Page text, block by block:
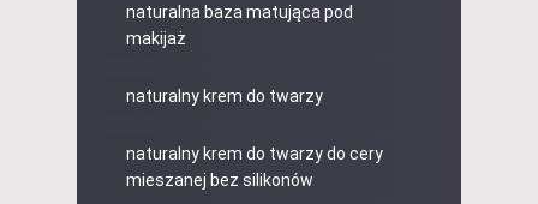
naturalna baza matująca pod
makijaż
naturalny krem do twarzy
naturalny krem do twarzy do cery
mieszanej bez silikonów